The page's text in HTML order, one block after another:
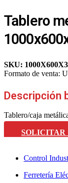
Tablero
SKU:
Formato de venta:
Descripción
Tablero/caja
SOLICITAR
Control
Ferretería